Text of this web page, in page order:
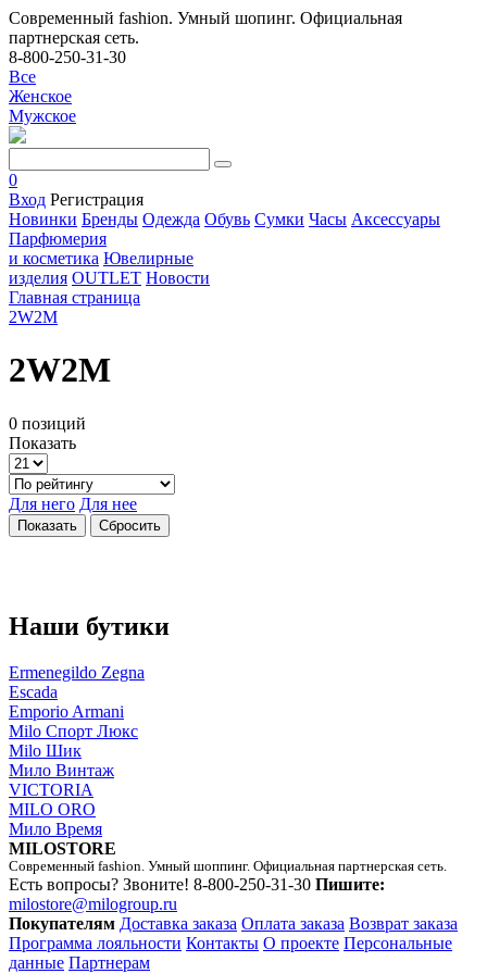
Современный fashion. Умный шопинг. Официальная
партнерская сеть.
8-800-250-31-30
Все
Женское
Мужское
0
Вход Регистрация
Новинки Бренды Одежда Обувь Сумки Часы Аксессуары
Парфюмерия
и косметика Ювелирные
изделия OUTLET Новости
Главная страница
2W2M
2W2M
0 позиций
Показать
Для него Для нее
Наши бутики
Ermenegildo Zegna
Escada
Emporio Armani
Milo Спорт Люкс
Milo Шик
Мило Винтаж
VICTORIA
MILO ORO
Мило Время
MILOSTORE
Современный fashion. Умный шоппинг. Официальная партнерская сеть.
Есть вопросы? Звоните! 8-800-250-31-30 Пишите:
milostore@milogroup.ru
Покупателям Доставка заказа Оплата заказа Возврат заказа
Программа лояльности Контакты О проекте Персональные
данные Партнерам